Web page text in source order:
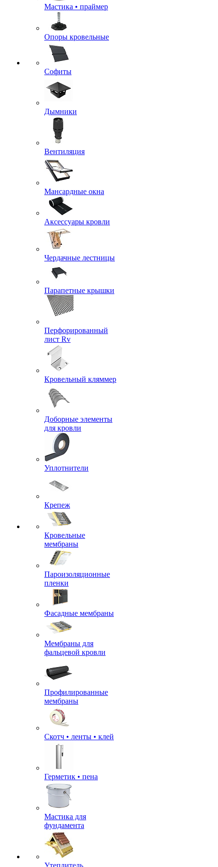
Мастика • праймер
Опоры кровельные
Софиты
Дымники
Вентиляция
Мансардные окна
Аксессуары кровли
Чердачные лестницы
Парапетные крышки
Перфорированный
лист Rv
Кровельный кляммер
Доборные элементы
для кровли
Уплотнители
Крепеж
Кровельные
мембраны
Пароизоляционные
пленки
Фасадные мембраны
Мембраны для
фальцевой кровли
Профилированные
мембраны
Скотч • ленты • клей
Герметик • пена
Мастика для
фундамента
Утеплитель